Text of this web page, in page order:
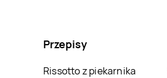
Przepisy
Rissotto z piekarnika